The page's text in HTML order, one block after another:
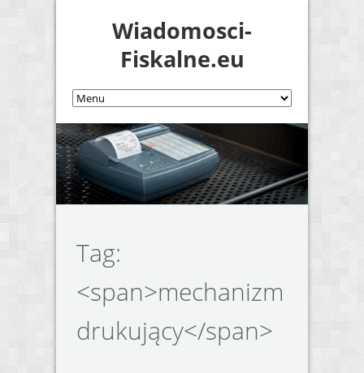
Wiadomosci-
Fiskalne.eu
Tag:
<span>mechanizm
drukujący</span>